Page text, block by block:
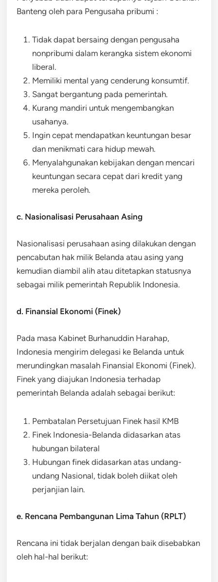
Banteng oleh para Pengusaha pribumi :
Tidak dapat bersaing dengan pengusaha
nonpribumi dalam kerangka sistem ekonomi
liberal.
Memiliki mental yang cenderung konsumtif.
Sangat bergantung pada pemerintah.
Kurang mandiri untuk mengembangkan
usahanya.
Ingin cepat mendapatkan keuntungan besar
dan menikmati cara hidup mewah.
Menyalahgunakan kebijakan dengan mencari
keuntungan secara cepat dari kredit yang
mereka peroleh.
c. Nasionalisasi Perusahaan Asing
Nasionalisasi perusahaan asing dilakukan dengan
pencabutan hak milik Belanda atau asing yang
kemudian diambil alih atau ditetapkan statusnya
sebagai milik pemerintah Republik Indonesia.
d. Finansial Ekonomi (Finek)
Pada masa Kabinet Burhanuddin Harahap,
Indonesia mengirim delegasi ke Belanda untuk
merundingkan masalah Finansial Ekonomi (Finek).
Finek yang diajukan Indonesia terhadap
pemerintah Belanda adalah sebagai berikut:
Pembatalan Persetujuan Finek hasil KMB
Finek Indonesia-Belanda didasarkan atas
hubungan bilateral
Hubungan finek didasarkan atas undang-
undang Nasional, tidak boleh diikat oleh
perjanjian lain.
e. Rencana Pembangunan Lima Tahun (RPLT)
Rencana ini tidak berjalan dengan baik disebabkan
oleh hal-hal berikut: